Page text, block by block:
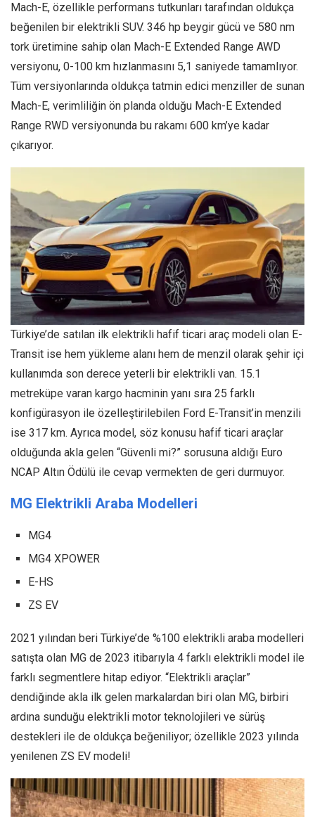
Mach-E, özellikle performans tutkunları tarafından oldukça
beğenilen bir elektrikli SUV. 346 hp beygir gücü ve 580 nm
tork üretimine sahip olan Mach-E Extended Range AWD
versiyonu, 0-100 km hızlanmasını 5,1 saniyede tamamlıyor.
Tüm versiyonlarında oldukça tatmin edici menziller de sunan
Mach-E, verimliliğin ön planda olduğu Mach-E Extended
Range RWD versiyonunda bu rakamı 600 km’ye kadar
çıkarıyor.
Türkiye’de satılan ilk elektrikli hafif ticari araç modeli olan E-
Transit ise hem yükleme alanı hem de menzil olarak şehir içi
kullanımda son derece yeterli bir elektrikli van. 15.1
metreküpe varan kargo hacminin yanı sıra 25 farklı
konfigürasyon ile özelleştirilebilen Ford E-Transit’in menzili
ise 317 km. Ayrıca model, söz konusu hafif ticari araçlar
olduğunda akla gelen “Güvenli mi?” sorusuna aldığı Euro
NCAP Altın Ödülü ile cevap vermekten de geri durmuyor.
MG Elektrikli Araba Modelleri
MG4
MG4 XPOWER
E-HS
ZS EV
2021 yılından beri Türkiye’de %100 elektrikli araba modelleri
satışta olan MG de 2023 itibarıyla 4 farklı elektrikli model ile
farklı segmentlere hitap ediyor. “Elektrikli araçlar”
dendiğinde akla ilk gelen markalardan biri olan MG, birbiri
ardına sunduğu elektrikli motor teknolojileri ve sürüş
destekleri ile de oldukça beğeniliyor; özellikle 2023 yılında
yenilenen ZS EV modeli!